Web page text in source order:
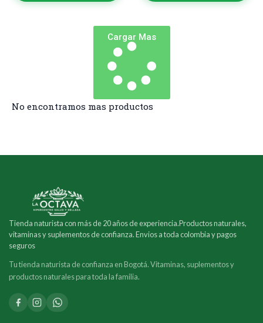
Cargar Mas
No encontramos mas productos
Tienda naturista con más de 20 años de experiencia.Productos naturales,
vitaminas y suplementos de confianza. Envios a toda colombia y pagos
seguros
Tu tienda naturista de confianza en Bogotá. Vitaminas, suplementos y
productos naturales para toda la familia.